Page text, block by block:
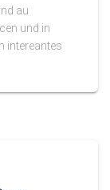
au
und in
intereantes